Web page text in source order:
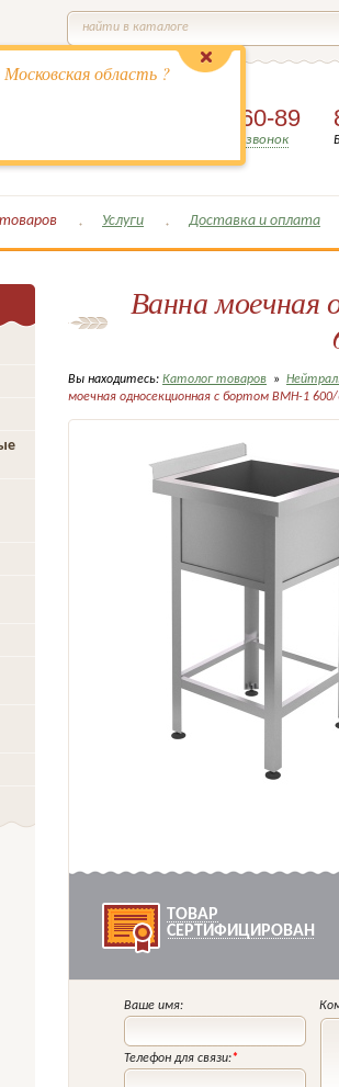
область ?
найти в каталоге
649-60-89
Заказать обратный звонок
Услуги Доставка и оплата
Ванна моечная
Вы находитесь: Католог товаров »
моечная односекционная с бортом ВМН-1
ТОВАР
СЕРТИФИЦИРОВАН
Ваше имя:
Телефон для связи:*